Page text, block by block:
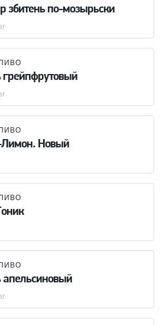
збитень по-мозырьски
грейпфрутовый
Новый
апельсиновый